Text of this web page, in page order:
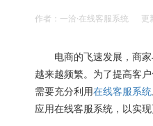
作者：一洽·在线客服系统 更
电商的飞速发展，商家
越来越频繁。为了提高客
需要充分利用在线客服系统
应用在线客服系统，以实